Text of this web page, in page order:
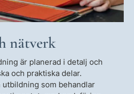
nätverk
är planerad i detalj och
och praktiska delar.
som behandlar